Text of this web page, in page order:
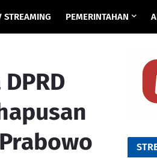
STREAMING PEMERINTAHAN